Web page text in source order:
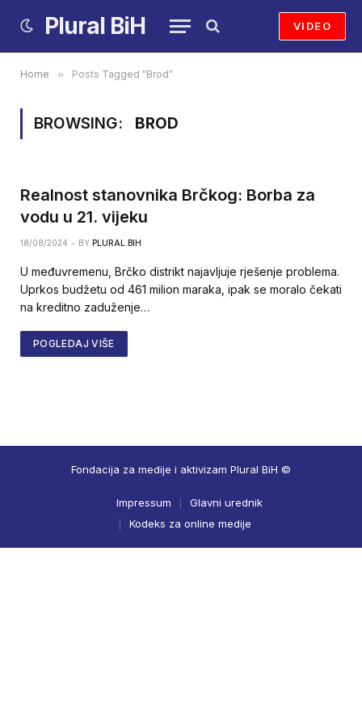
Plural BiH VIDEO
Home » Posts Tagged "Brod"
BROWSING: BROD
Realnost stanovnika Brčkog: Borba za
vodu u 21. vijeku
18/08/2024 BY PLURAL BIH
U međuvremenu, Brčko distrikt najavljuje rješenje problema.
Uprkos budžetu od 461 milion maraka, ipak se moralo čekati
na kreditno zaduženje…
POGLEDAJ VIŠE
Fondacija za medije i aktivizam Plural BiH ©
Impressum
Glavni urednik
Kodeks za online medije